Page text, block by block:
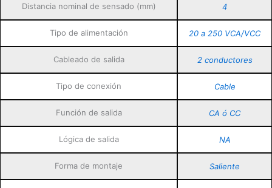
Distancia nominal de sensado (mm) 4
Tipo de alimentación 20 a 250 VCA/VCC
Cableado de salida 2 conductores
Tipo de conexión Cable
Función de salida CA ó CC
Lógica de salida NA
Forma de montaje Saliente